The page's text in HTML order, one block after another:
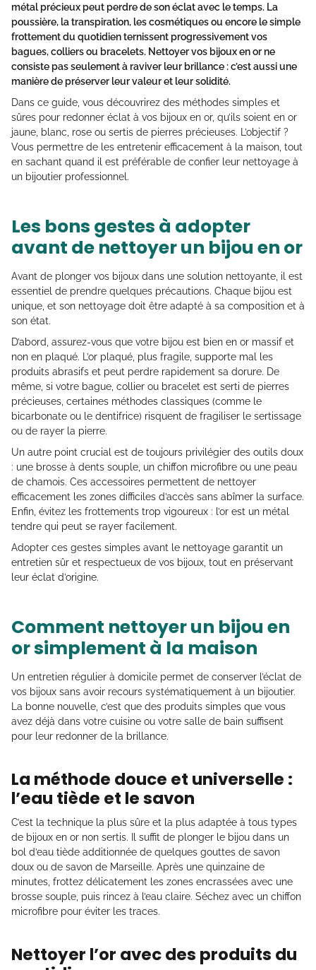
métal précieux peut perdre de son éclat avec le temps. La
poussière, la transpiration, les cosmétiques ou encore le simple
frottement du quotidien ternissent progressivement vos
bagues, colliers ou bracelets. Nettoyer vos bijoux en or ne
consiste pas seulement à raviver leur brillance : c’est aussi une
manière de préserver leur valeur et leur solidité.
Dans ce guide, vous découvrirez des méthodes simples et
sûres pour redonner éclat à vos bijoux en or, qu’ils soient en or
jaune, blanc, rose ou sertis de pierres précieuses. L’objectif ?
Vous permettre de les entretenir efficacement à la maison, tout
en sachant quand il est préférable de confier leur nettoyage à
un bijoutier professionnel.
Les bons gestes à adopter
avant de nettoyer un bijou en or
Avant de plonger vos bijoux dans une solution nettoyante, il est
essentiel de prendre quelques précautions. Chaque bijou est
unique, et son nettoyage doit être adapté à sa composition et à
son état.
D’abord, assurez-vous que votre bijou est bien en or massif et
non en plaqué. L’or plaqué, plus fragile, supporte mal les
produits abrasifs et peut perdre rapidement sa dorure. De
même, si votre bague, collier ou bracelet est serti de pierres
précieuses, certaines méthodes classiques (comme le
bicarbonate ou le dentifrice) risquent de fragiliser le sertissage
ou de rayer la pierre.
Un autre point crucial est de toujours privilégier des outils doux
: une brosse à dents souple, un chiffon microfibre ou une peau
de chamois. Ces accessoires permettent de nettoyer
efficacement les zones difficiles d’accès sans abîmer la surface.
Enfin, évitez les frottements trop vigoureux : l’or est un métal
tendre qui peut se rayer facilement.
Adopter ces gestes simples avant le nettoyage garantit un
entretien sûr et respectueux de vos bijoux, tout en préservant
leur éclat d’origine.
Comment nettoyer un bijou en
or simplement à la maison
Un entretien régulier à domicile permet de conserver l’éclat de
vos bijoux sans avoir recours systématiquement à un bijoutier.
La bonne nouvelle, c’est que des produits simples que vous
avez déjà dans votre cuisine ou votre salle de bain suffisent
pour leur redonner de la brillance.
La méthode douce et universelle :
l’eau tiède et le savon
C’est la technique la plus sûre et la plus adaptée à tous types
de bijoux en or non sertis. Il suffit de plonger le bijou dans un
bol d’eau tiède additionnée de quelques gouttes de savon
doux ou de savon de Marseille. Après une quinzaine de
minutes, frottez délicatement les zones encrassées avec une
brosse souple, puis rincez à l’eau claire. Séchez avec un chiffon
microfibre pour éviter les traces.
Nettoyer l’or avec des produits du